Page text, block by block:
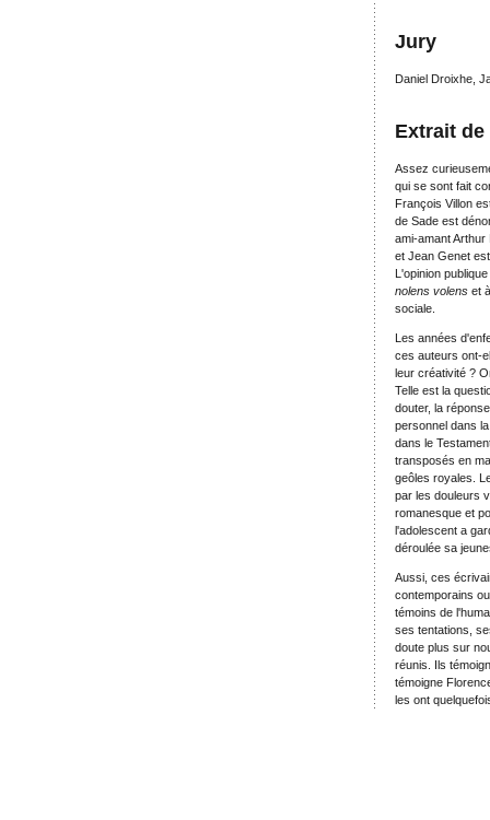
Jury
Daniel Droixhe,
Extrait
Assez
qui se sont fait
François Villon
de Sade est
ami-amant Arthur
et Jean Genet
L'opinion
nolens volens et
sociale.
Les années
ces auteurs ont-
leur créativité ?
Telle est la
douter, la
personnel dans
dans le
transposés en
geôles royales.
par les douleurs
romanesque et
l'adolescent a
déroulée sa
Aussi, ces
contemporains
témoins de
ses tentations,
doute plus sur
réunis. Ils
témoigne
les ont